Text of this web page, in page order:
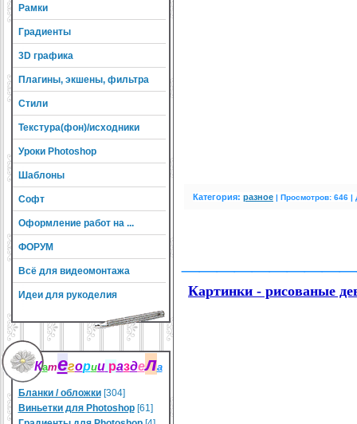
Рамки
Градиенты
3D графика
Плагины, экшены, фильтра
Стили
Текстура(фон)/исходники
Уроки Photoshop
Шаблоны
Софт
Оформление работ на ...
ФОРУМ
Всё для видеомонтажа
Идеи для рукоделия
Категории раздела
Бланки / обложки [304]
Виньетки для Photoshop [61]
Категория: разное | Просмотров: 646 |
Картинки - рисованые